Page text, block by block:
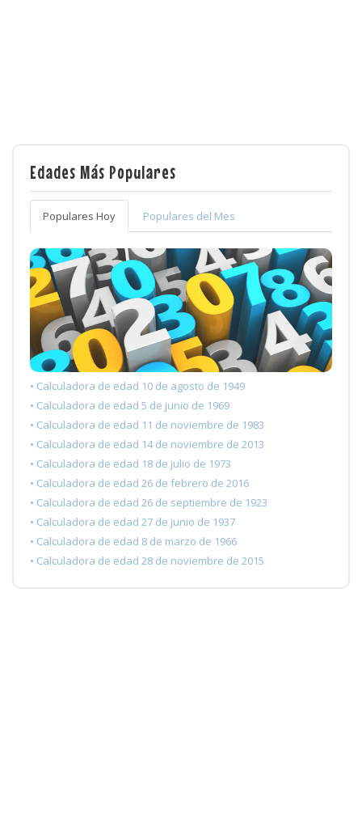
Edades Más Populares
Populares Hoy Populares del Mes
• Calculadora de edad 10 de agosto de 1949
• Calculadora de edad 5 de junio de 1969
• Calculadora de edad 11 de noviembre de 1983
• Calculadora de edad 14 de noviembre de 2013
• Calculadora de edad 18 de julio de 1973
• Calculadora de edad 26 de febrero de 2016
• Calculadora de edad 26 de septiembre de 1923
• Calculadora de edad 27 de junio de 1937
• Calculadora de edad 8 de marzo de 1966
• Calculadora de edad 28 de noviembre de 2015